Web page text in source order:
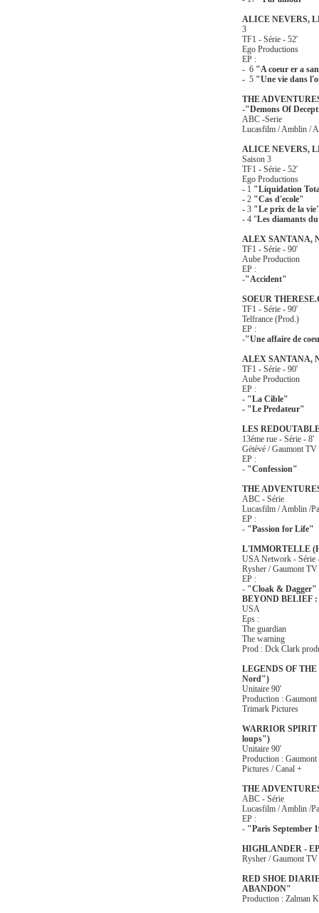
ALICE NEVERS,
3
TF1 - Série - 52'
Ego Productions
EP :
- 6 "A coeur er a
- 5 "Une vie dans
THE
-"Demons Of
ABC -Serie
Lucasfilm / Amblin /
ALICE NEVERS,
Saison 3
TF1 - Série - 52'
Ego Productions
- 1 "Liquidation
- 2 "Cas d'ecole"
- 3 "Le prix de la
- 4 "Les diamants
ALEX SANTANA,
TF1 - Série - 90'
Aube Production
EP :
-"Accident"
SOEUR
TF1 - Série - 90'
Telfrance (Prod.)
EP :
-"Une affaire de
ALEX SANTANA,
TF1 - Série - 90'
Aube Production
EP :
- "La Cible"
- "Le Predateur"
LES
13éme rue - Série - 8'
Gétévé / Gaumont
EP :
- "Confession"
THE
ABC - Série
Lucasfilm / Amblin /
EP :
- "Passion for Life"
L'IMMORTELLE
USA Network - Série
Rysher / Gaumont
EP :
- "Cloak & Dagger"
BEYOND BELIEF
USA
Eps :
The guardian
The warning
Prod : Dck Clark
LEGENDS OF
Nord")
Unitaire 90'
Production :
Trimark Pictures
WARRIOR SPIRIT
loups")
Unitaire 90'
Production :
Pictures / Canal +
THE
ABC - Série
Lucasfilm / Amblin /
EP :
- "Paris September
HIGHLANDER -
Rysher / Gaumont TV
RED SHOE
ABANDON"
Production : Zalman